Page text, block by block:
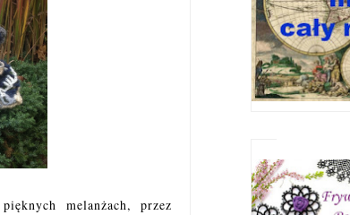
melanżach, przez